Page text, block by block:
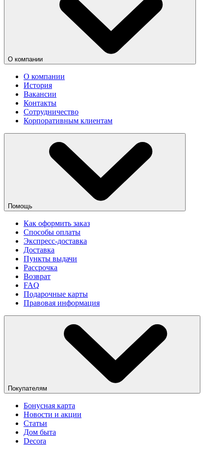
О компании
О компании
История
Вакансии
Контакты
Сотрудничество
Корпоративным клиентам
Помощь
Как оформить заказ
Способы оплаты
Экспресс-доставка
Доставка
Пункты выдачи
Рассрочка
Возврат
FAQ
Подарочные карты
Правовая информация
Покупателям
Бонусная карта
Новости и акции
Статьи
Дом быта
Decora